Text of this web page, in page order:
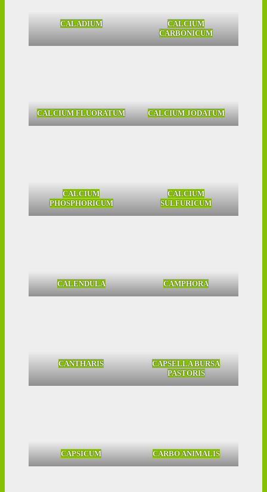
CALADIUM
CALCIUM
CARBONICUM
CALCIUM FLUORATUM CALCIUM JODATUM
CALCIUM
PHOSPHORICUM
CALCIUM
SULFURICUM
CALENDULA CAMPHORA
CANTHARIS
CAPSELLA BURSA
PASTORIS
CAPSICUM CARBO ANIMALIS